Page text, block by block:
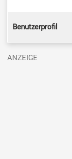
Benutzerprofil